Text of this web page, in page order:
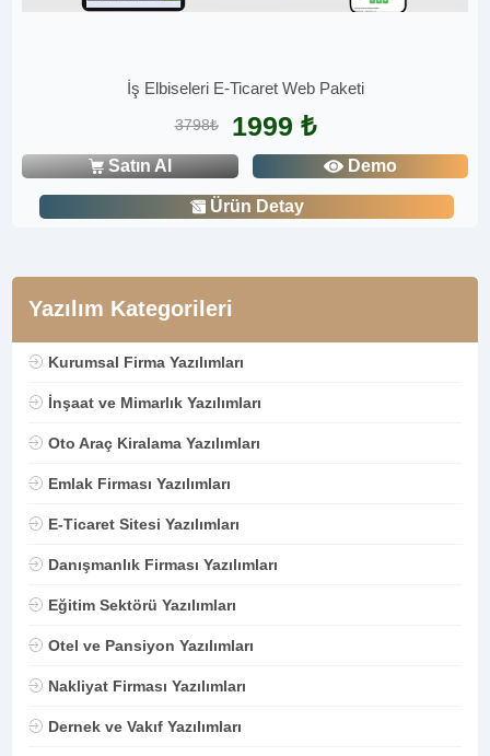
Yazılım Kategorileri
Kurumsal Firma Yazılımları
İnşaat ve Mimarlık Yazılımları
Oto Araç Kiralama Yazılımları
Emlak Firması Yazılımları
E-Ticaret Sitesi Yazılımları
Danışmanlık Firması Yazılımları
Eğitim Sektörü Yazılımları
Otel ve Pansiyon Yazılımları
Nakliyat Firması Yazılımları
Dernek ve Vakıf Yazılımları
İş Elbiseleri E-Ticaret Web Paketi
3798₺ 1999 ₺
Satın Al Demo
Ürün Detay